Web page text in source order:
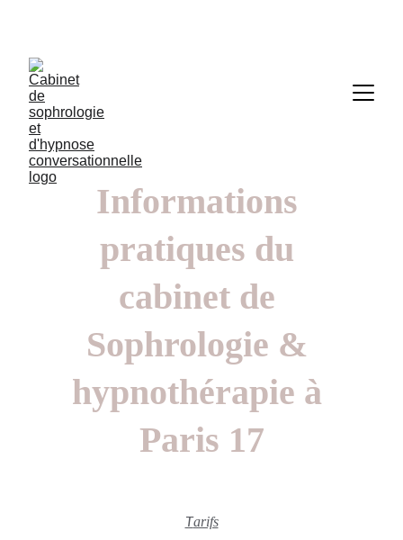
Informations
pratiques du
cabinet de
Sophrologie &
hypnothérapie à
Paris 17
Tarifs